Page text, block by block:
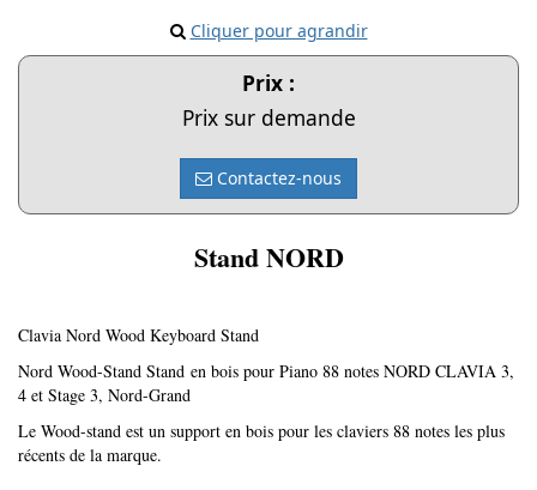
Cliquer pour agrandir
Prix :
Prix sur demande
Contactez-nous
Stand NORD
Clavia Nord Wood Keyboard Stand
Nord Wood-Stand Stand en bois pour Piano 88 notes NORD CLAVIA 3,
4 et Stage 3, Nord-Grand
Le Wood-stand est un support en bois pour les claviers 88 notes les plus
récents de la marque.